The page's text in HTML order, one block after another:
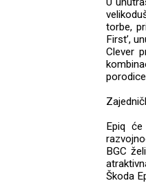
torbe,
First’,
Clever
Epiq
BGC
Škoda